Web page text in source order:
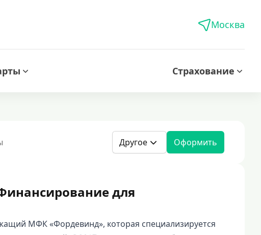
Москва
Страхование
Другое Оформить
для
МФК «Фордевинд», которая специализируется